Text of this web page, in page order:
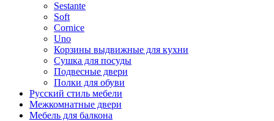
Sestante
Soft
Cornice
Uno
Корзины выдвижные для кухни
Сушка для посуды
Подвесные двери
Полки для обуви
Русский стиль мебели
Межкомнатные двери
Мебель для балкона